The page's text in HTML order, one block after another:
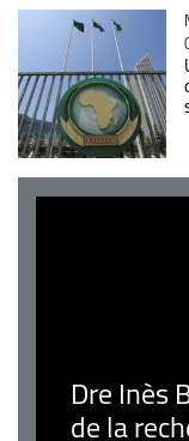
Dre Inès
de la